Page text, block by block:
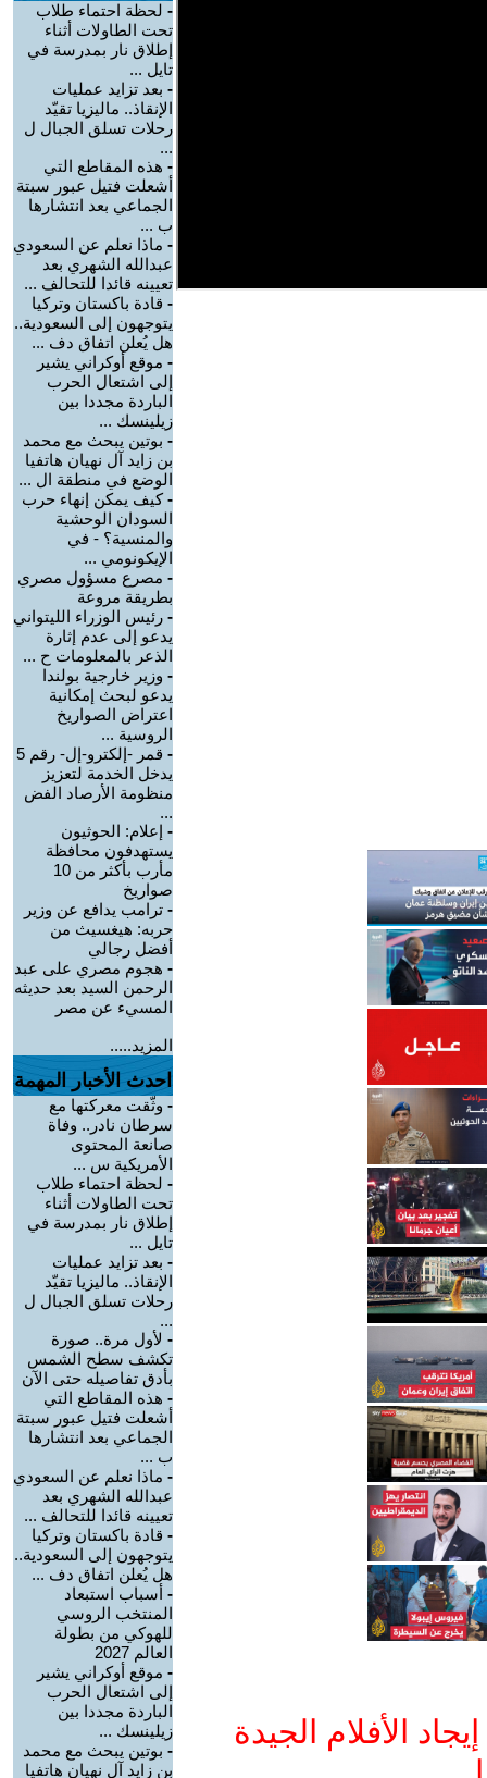
الأفلام الجيدة
- لحظة احتماء طلاب
تحت الطاولات أثناء
إطلاق نار بمدرسة في
تايل ...
- بعد تزايد عمليات
الإنقاذ.. ماليزيا تقيّد
رحلات تسلق الجبال ل
...
- هذه المقاطع التي
أشعلت فتيل عبور سبتة
الجماعي بعد انتشارها
ب ...
- ماذا نعلم عن السعودي
عبدالله الشهري بعد
تعيينه قائدا للتحالف ...
- قادة باكستان وتركيا
يتوجهون إلى السعودية..
هل يُعلن اتفاق دف ...
- موقع أوكراني يشير
إلى اشتعال الحرب
الباردة مجددا بين
زيلينسك ...
- بوتين يبحث مع محمد
بن زايد آل نهيان هاتفيا
الوضع في منطقة ال ...
-كيف يمكن إنهاء حرب
السودان الوحشية
والمنسية؟ - في
الإيكونومي ...
- مصرع مسؤول مصري
بطريقة مروعة
- رئيس الوزراء الليتواني
يدعو إلى عدم إثارة
الذعر بالمعلومات ح ...
- وزير خارجية بولندا
يدعو لبحث إمكانية
اعتراض الصواريخ
الروسية ...
-
قمر -إلكترو-إل- رقم 5
يدخل الخدمة لتعزيز
منظومة الأرصاد الفض
...
- إعلام: الحوثيون
يستهدفون محافظة
مأرب بأكثر من 10
صواريخ
- ترامب يدافع عن وزير
حربه: هيغسيث من
أفضل رجالي
- هجوم مصري على عبد
الرحمن السيد بعد حديثه
المسيء عن مصر
المزيد.....
احدث الأخبار المهمة
- وثّقت معركتها مع
سرطان نادر.. وفاة
صانعة المحتوى
الأمريكية س ...
- لحظة احتماء طلاب
تحت الطاولات أثناء
إطلاق نار بمدرسة في
تايل ...
- بعد تزايد عمليات
الإنقاذ.. ماليزيا تقيّد
رحلات تسلق الجبال ل
...
- لأول مرة.. صورة
تكشف سطح الشمس
بأدق تفاصيله حتى الآن
- هذه المقاطع التي
أشعلت فتيل عبور سبتة
الجماعي بعد انتشارها
ب ...
- ماذا نعلم عن السعودي
عبدالله الشهري بعد
تعيينه قائدا للتحالف ...
- قادة باكستان وتركيا
يتوجهون إلى السعودية..
هل يُعلن اتفاق دف ...
- أسباب استبعاد
المنتخب الروسي
للهوكي من بطولة
العالم 2027
- موقع أوكراني يشير
إلى اشتعال الحرب
الباردة مجددا بين
زيلينسك ...
- بوتين يبحث مع محمد
بن زايد آل نهيان هاتفيا